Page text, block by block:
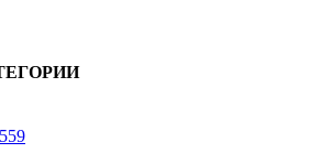
559